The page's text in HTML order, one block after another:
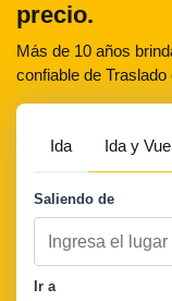
precio.
Más de 10 años
confiable de
Ida Ida y
Saliendo de
Ir a